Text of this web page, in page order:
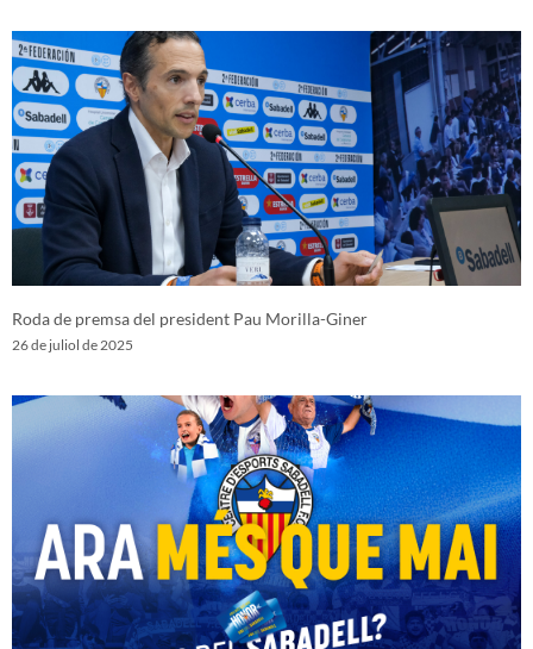
Roda de premsa del president Pau Morilla-Giner
26 de juliol de 2025